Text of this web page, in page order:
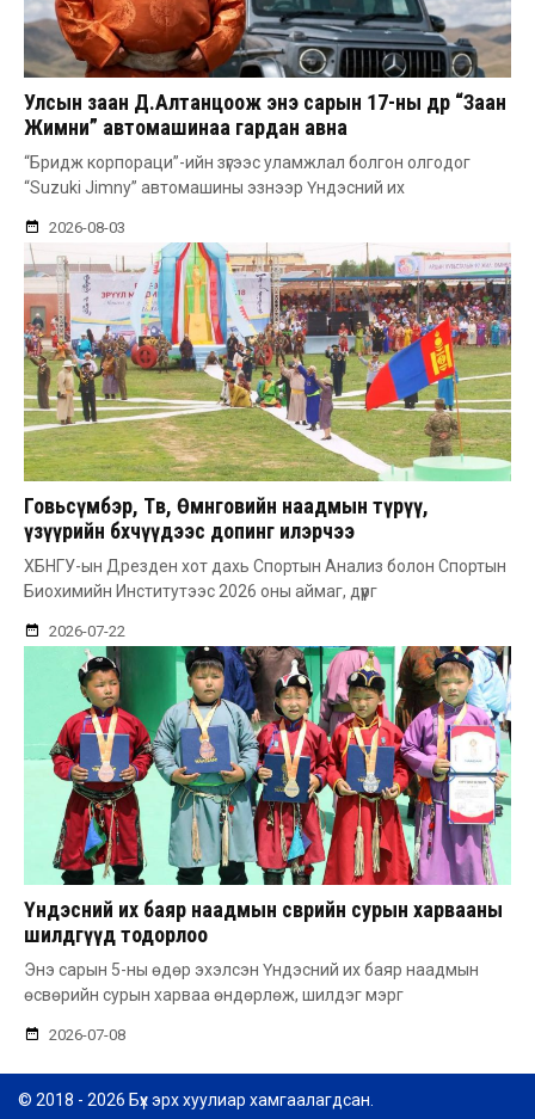
Улсын заан Д.Алтанцоож энэ сарын 17-ны өдөр “Заан
Жимни” автомашинаа гардан авна
“Бридж корпораци”-ийн зүгээс уламжлал болгон олгодог
“Suzuki Jimny” автомашины эзнээр Үндэсний их
2026-08-03
Говьсүмбэр, Төв, Өмнөговийн наадмын түрүү,
үзүүрийн бөхчүүдээс допинг илэрчээ
ХБНГУ-ын Дрезден хот дахь Спортын Анализ болон Спортын
Биохимийн Институтээс 2026 оны аймаг, дүүрг
2026-07-22
Үндэсний их баяр наадмын өсвөрийн сурын харвааны
шилдгүүд тодорлоо
Энэ сарын 5-ны өдөр эхэлсэн Үндэсний их баяр наадмын
өсвөрийн сурын харваа өндөрлөж, шилдэг мэрг
2026-07-08
© 2018 - 2026 Бүх эрх хуулиар хамгаалагдсан.